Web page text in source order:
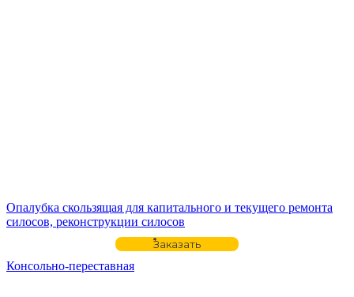
Опалубка скользящая для капитального и текущего ремонта
силосов, реконструкции силосов
Заказать
Консольно-переставная